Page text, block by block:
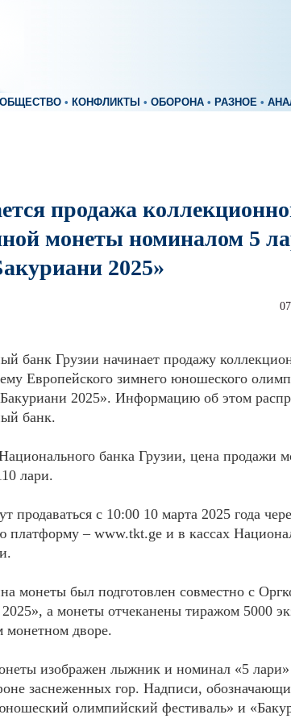
ОБЩЕСТВО • КОНФЛИКТЫ • ОБОРОНА • РАЗНОЕ •
продажа
монеты номиналом 5
2025»
банк Грузии начинает продажу
Европейского зимнего юношеского
2025». Информацию об этом
банк.
банка Грузии, цена продажи
лари.
продаваться с 10:00 10 марта 2025 года
платформу – www.tkt.ge и в кассах
монеты был подготовлен совместно с
а монеты отчеканены тиражом 5000
монетном дворе.
изображен лыжник и номинал «5
заснеженных гор. Надписи,
олимпийский фестиваль» и